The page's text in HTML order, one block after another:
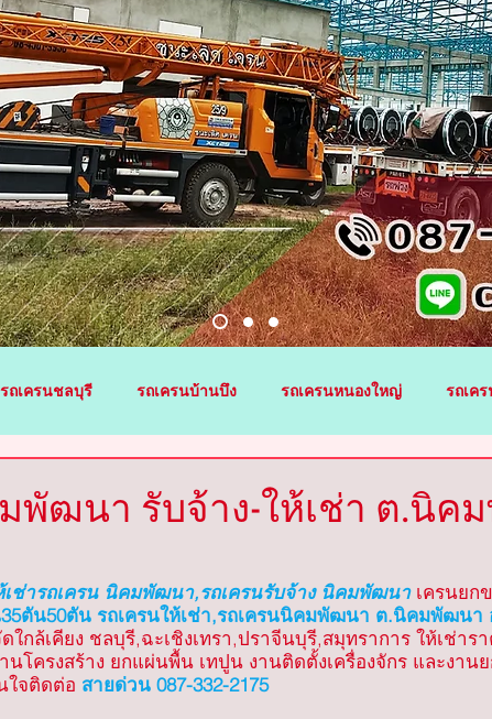
รถเครนชลบุรี รถเครนบ้านบึง รถเครนหนองใหญ่ รถเค
ย
า รถเครนพนมสารคาม รถเครนบางน้ำเปรี้ยว รถเครน
พัฒนา รับจ้าง-ให้เช่า ต.นิค
เช่ารถเครน นิคมพัฒนา,รถเครนรับจ้าง นิคมพัฒนา เครนยก
ตัน50ตัน รถเครนให้เช่า,รถเครนนิคมพัฒนา ต.นิคมพัฒน
ใกล้เคียง ชลบุรี,ฉะเชิงเทรา,ปราจีนบุรี,สมุทราการ ให้เช่าร
นโครงสร้าง ยกแผ่นพื้น เทปูน งานติดตั้งเครื่องจักร และงาน
ใจติดต่อ สายด่วน 087-332-2175